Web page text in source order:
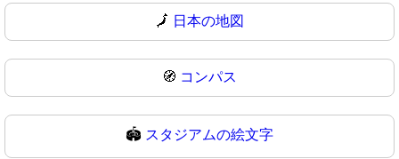
🗾 日本の地図
🧭 コンパス
🏟️ スタジアムの絵文字